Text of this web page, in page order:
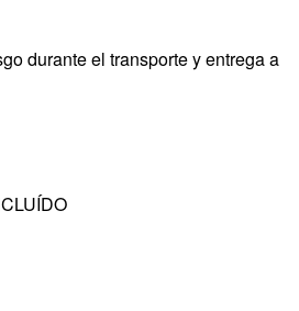
durante el transporte y entrega a